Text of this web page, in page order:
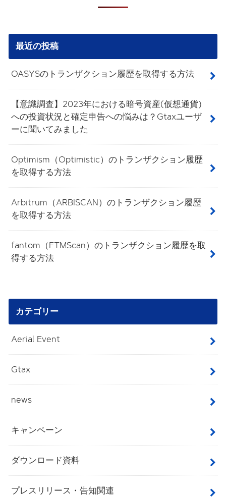
最近の投稿
OASYSのトランザクション履歴を取得する方法
【意識調査】2023年における暗号資産(仮想通貨)
への投資状況と確定申告への悩みは？Gtaxユーザ
ーに聞いてみました
Optimism（Optimistic）のトランザクション履歴
を取得する方法
Arbitrum（ARBISCAN）のトランザクション履歴
を取得する方法
fantom（FTMScan）のトランザクション履歴を取
得する方法
カテゴリー
Aerial Event
Gtax
news
キャンペーン
ダウンロード資料
プレスリリース・告知関連